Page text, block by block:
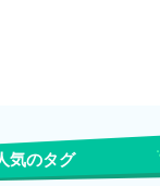
気のタグ